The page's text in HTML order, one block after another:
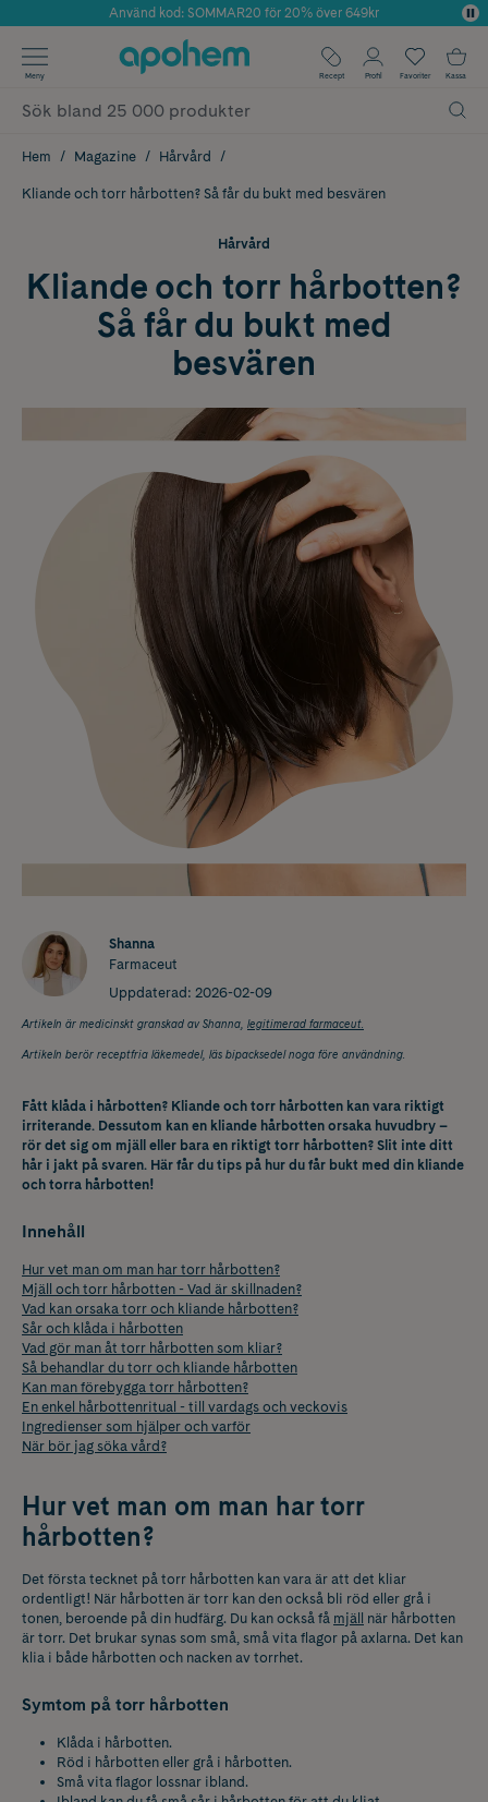
Årets Butik 2025 inom Skönhet
Använd kod: SOMMAR20 för 20% över 649kr
✓ Fri frakt
✓ Poäng på alla köp*
Meny Recept Profil Favoriter Kassa
Hem Magazine Hårvård
Kliande och torr hårbotten? Så får du bukt med besvären
Hårvård
Kliande och torr hårbotten?
Så får du bukt med
besvären
Shanna
Farmaceut
Uppdaterad: 2026-02-09
Artikeln är medicinskt granskad av Shanna, legitimerad farmaceut.
Artikeln berör receptfria läkemedel, läs bipacksedel noga före användning.
Fått klåda i hårbotten? Kliande och torr hårbotten kan vara riktigt
irriterande. Dessutom kan en kliande hårbotten orsaka huvudbry –
rör det sig om mjäll eller bara en riktigt torr hårbotten? Slit inte ditt
hår i jakt på svaren. Här får du tips på hur du får bukt med din kliande
och torra hårbotten!
Innehåll
Hur vet man om man har torr hårbotten?
Mjäll och torr hårbotten - Vad är skillnaden?
Vad kan orsaka torr och kliande hårbotten?
Sår och klåda i hårbotten
Vad gör man åt torr hårbotten som kliar?
Så behandlar du torr och kliande hårbotten
Kan man förebygga torr hårbotten?
En enkel hårbottenritual - till vardags och veckovis
Ingredienser som hjälper och varför
När bör jag söka vård?
Hur vet man om man har torr
hårbotten?
Det första tecknet på torr hårbotten kan vara är att det kliar
ordentligt! När hårbotten är torr kan den också bli röd eller grå i
tonen, beroende på din hudfärg. Du kan också få mjäll
när hårbotten
är torr. Det brukar synas som små, små vita flagor på axlarna. Det kan
klia i både hårbotten och nacken av torrhet.
Symtom på torr hårbotten
Klåda i hårbotten.
Röd i hårbotten eller grå i hårbotten.
Små vita flagor lossnar ibland.